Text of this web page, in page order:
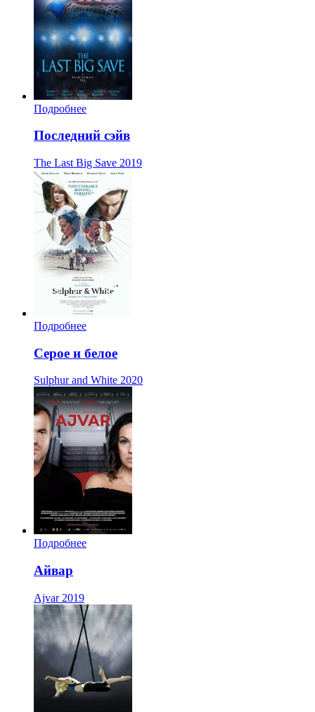
Подробнее
Последний сэйв
The Last Big Save 2019
Подробнее
Серое и белое
Sulphur and White 2020
Подробнее
Айвар
Ajvar 2019